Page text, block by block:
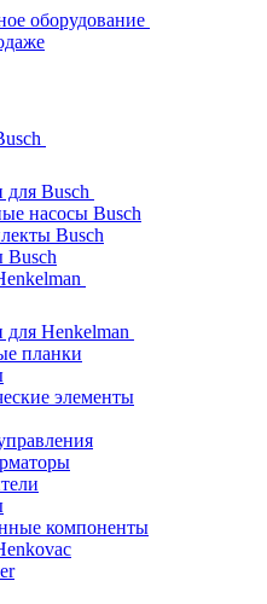
оборудование
для Busch
насосы Busch
Busch
Busch
для Henkelman
планки
элементы
компоненты